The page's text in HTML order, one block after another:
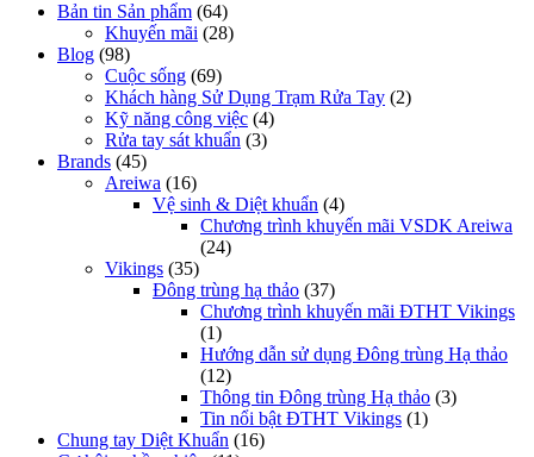
Bản tin Sản phẩm (64)
Khuyến mãi (28)
Blog (98)
Cuộc sống (69)
Khách hàng Sử Dụng Trạm Rửa Tay (2)
Kỹ năng công việc (4)
Rửa tay sát khuẩn (3)
Brands (45)
Areiwa (16)
Vệ sinh & Diệt khuẩn (4)
Chương trình khuyến mãi VSDK Areiwa
(24)
Vikings (35)
Đông trùng hạ thảo (37)
Chương trình khuyến mãi ĐTHT Vikings
(1)
Hướng dẫn sử dụng Đông trùng Hạ thảo
(12)
Thông tin Đông trùng Hạ thảo (3)
Tin nổi bật ĐTHT Vikings (1)
Chung tay Diệt Khuẩn (16)